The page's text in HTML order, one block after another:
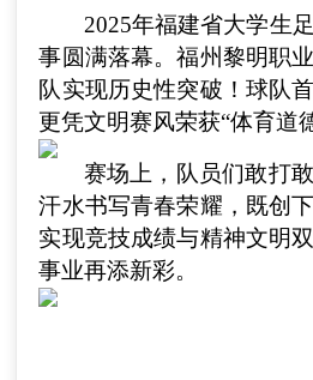
2025年福建省大学生
事圆满落幕。福州黎明职
队实现历史性突破！球队
更凭文明赛风荣获“体育道
赛场上，队员们敢打
汗水书写青春荣耀，既创
实现竞技成绩与精神文明
事业再添新彩。